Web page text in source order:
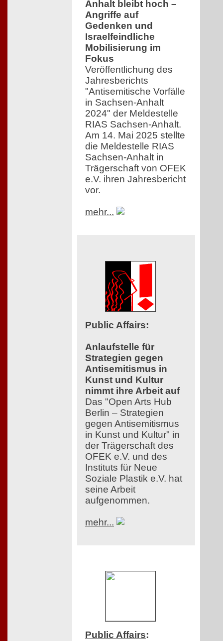
Anhalt bleibt hoch –
Angriffe auf
Gedenken und
Israelfeindliche
Mobilisierung im
Fokus
Veröffentlichung des
Jahresberichts
"Antisemitische Vorfälle
in Sachsen-Anhalt
2024" der Meldestelle
RIAS Sachsen-Anhalt.
Am 14. Mai 2025 stellte
die Meldestelle RIAS
Sachsen-Anhalt in
Trägerschaft von OFEK
e.V. ihren Jahresbericht
vor.
mehr...
Public Affairs:
Anlaufstelle für
Strategien gegen
Antisemitismus in
Kunst und Kultur
nimmt ihre Arbeit auf
Das "Open Arts Hub
Berlin – Strategien
gegen Antisemitismus
in Kunst und Kultur" in
der Trägerschaft des
OFEK e.V. und des
Instituts für Neue
Soziale Plastik e.V. hat
seine Arbeit
aufgenommen.
mehr...
Public Affairs: